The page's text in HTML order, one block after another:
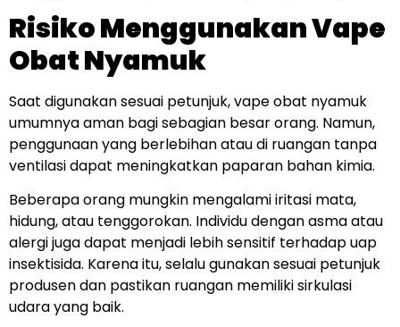
Risiko Menggunakan Vape
Obat Nyamuk
Saat digunakan sesuai petunjuk, vape obat nyamuk
umumnya aman bagi sebagian besar orang. Namun,
penggunaan yang berlebihan atau di ruangan tanpa
ventilasi dapat meningkatkan paparan bahan kimia.
Beberapa orang mungkin mengalami iritasi mata,
hidung, atau tenggorokan. Individu dengan asma atau
alergi juga dapat menjadi lebih sensitif terhadap uap
insektisida. Karena itu, selalu gunakan sesuai petunjuk
produsen dan pastikan ruangan memiliki sirkulasi
udara yang baik.